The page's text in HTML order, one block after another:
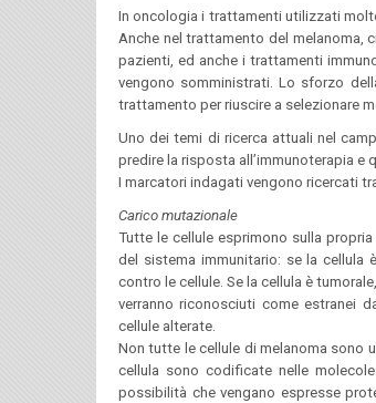
In oncologia i trattamenti utilizzati
Anche nel trattamento del melanoma,
pazienti, ed anche i trattamenti
vengono somministrati. Lo sforzo
trattamento per riuscire a selezionare
Uno dei temi di ricerca attuali nel
predire la risposta all’immunoterapia
I marcatori indagati vengono ricercati
Carico mutazionale
Tutte le cellule esprimono sulla
del sistema immunitario: se la cellula
contro le cellule. Se la cellula è
verranno riconosciuti come estranei
cellule alterate.
Non tutte le cellule di melanoma sono
cellula sono codificate nelle
possibilità che vengano espresse